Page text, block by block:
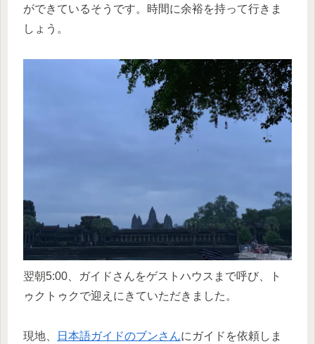
ができているそうです。時間に余裕を持って行きま
しょう。
翌朝5:00、ガイドさんをゲストハウスまで呼び、ト
ゥクトゥクで迎えにきていただきました。
現地、 日本語ガイドのブンさんにガイドを依頼しま